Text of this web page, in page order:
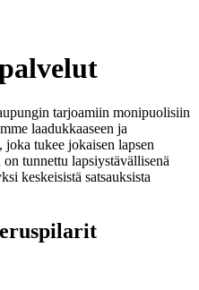
tarjoamiin monipuolisiin
laadukkaaseen ja
joka tukee jokaisen lapsen
tunnettu lapsiystävällisenä
keskeisistä satsauksista